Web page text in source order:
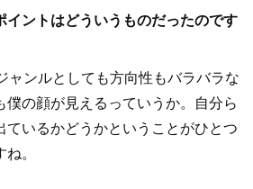
イントはどういうものだったのです
ンルとしても方向性もバラバラな
僕の顔が見えるっていうか。自分ら
ているかどうかということがひとつ
。